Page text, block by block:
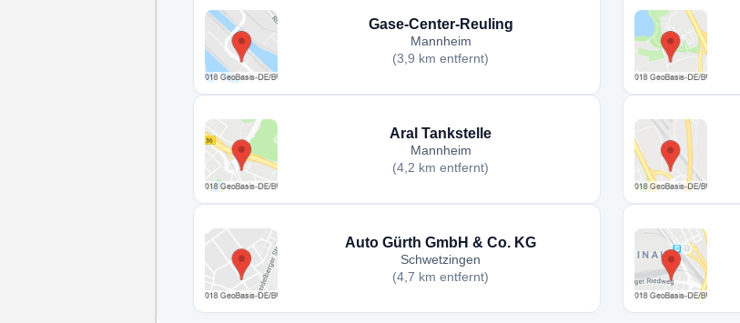
Gase-Center-Reuling
Mannheim
(3,9 km entfernt)
Aral Tankstelle
Mannheim
(4,2 km entfernt)
Auto Gürth GmbH & Co. KG
Schwetzingen
(4,7 km entfernt)